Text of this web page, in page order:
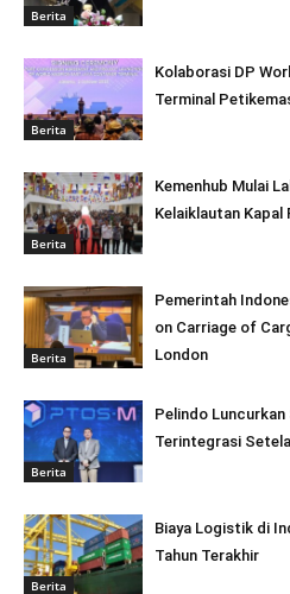
Berita
Berita
Kolaborasi DP
Terminal
Berita
Kemenhub Mulai
Kelaiklautan
Berita
Pemerintah
on Carriage of
London
Berita
Pelindo
Terintegrasi
Berita
Biaya Logistik di
Tahun Terakhir